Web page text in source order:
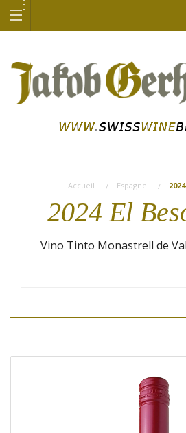
Accueil Espagne
2024 El
Vino Tinto Monastrell de